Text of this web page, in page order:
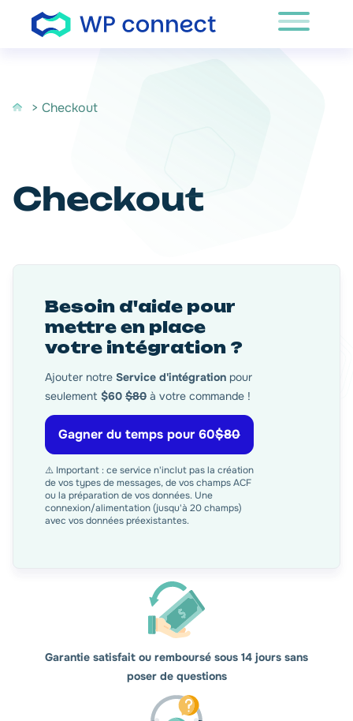
Passer au contenu
> Checkout
Checkout
Besoin d'aide pour
mettre en place
votre intégration ?
Ajouter notre Service d'intégration pour
seulement $60 $80 à votre commande !
Gagner du temps pour 60$80
⚠️ Important : ce service n'inclut pas la création
de vos types de messages, de vos champs ACF
ou la préparation de vos données. Une
connexion/alimentation (jusqu'à 20 champs)
avec vos données préexistantes.
Garantie satisfait ou remboursé sous 14 jours sans
poser de questions